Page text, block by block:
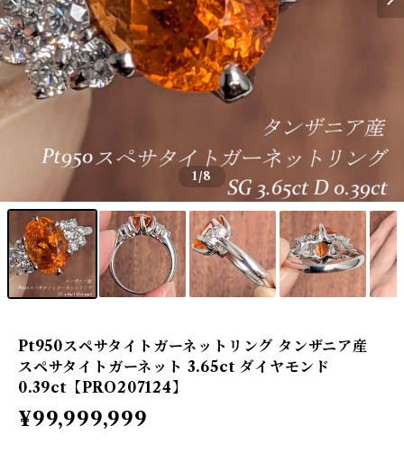
1/8
Pt950スペサタイトガーネットリング タンザニア産
スペサタイトガーネット 3.65ct ダイヤモンド
0.39ct【PRO207124】
¥99,999,999